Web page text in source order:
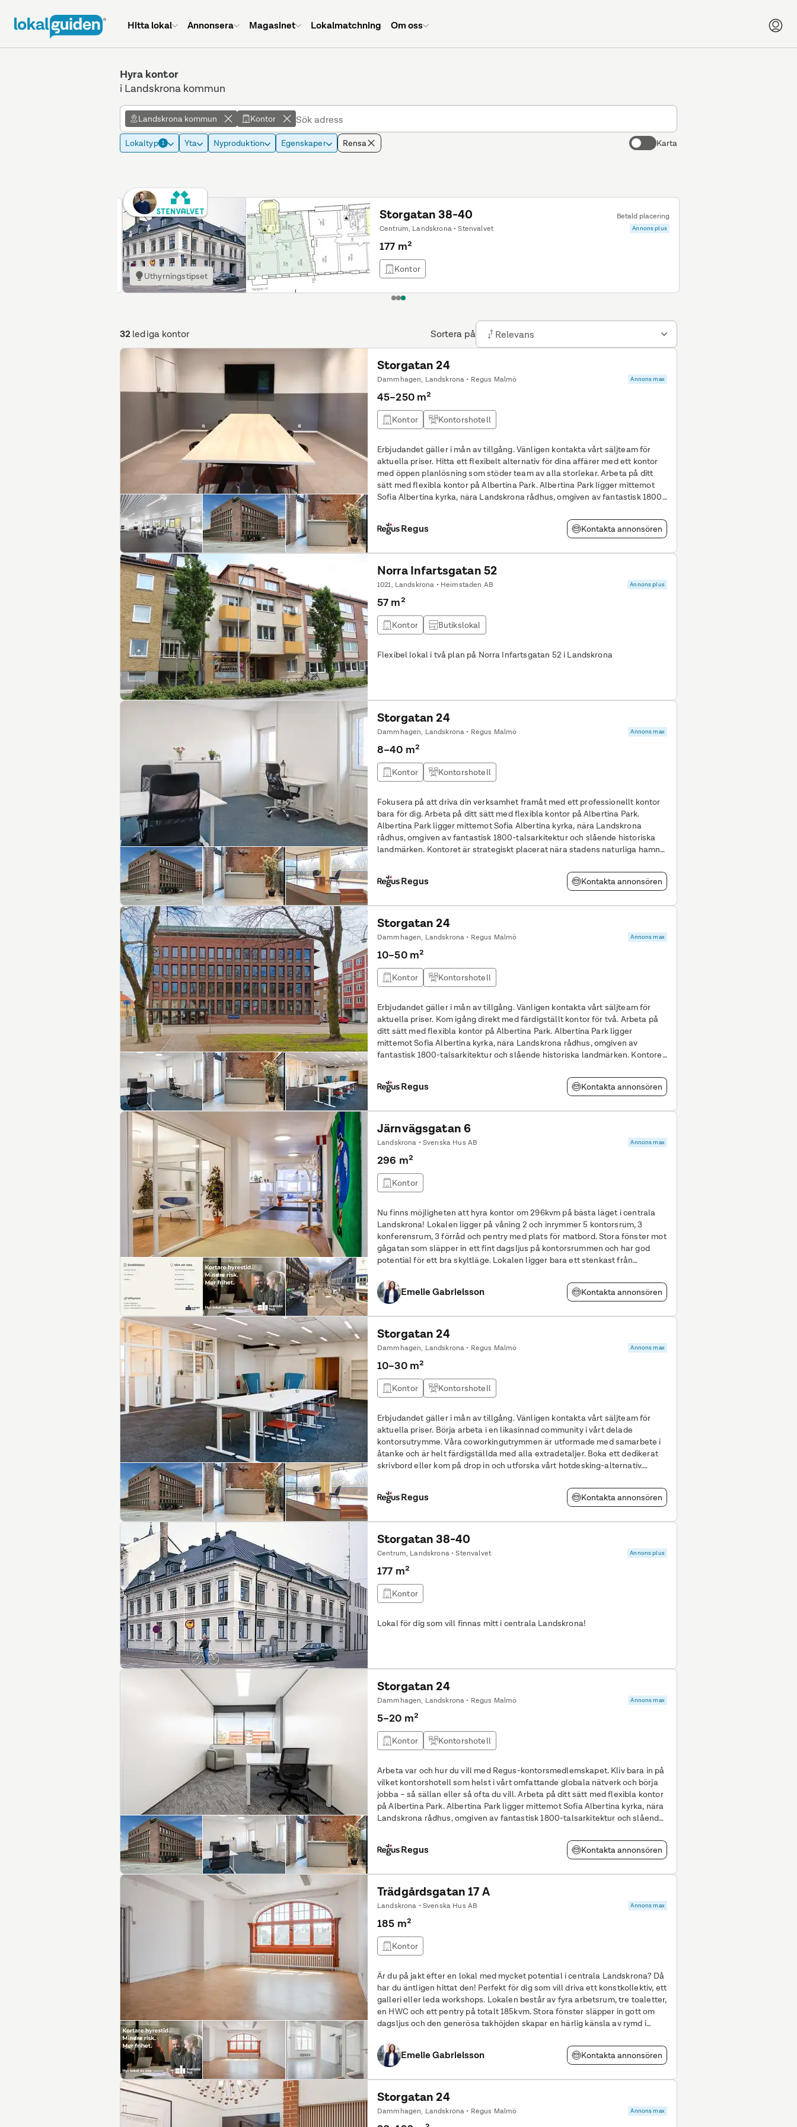
Hitta lokal Annonsera Magasinet Lokalmatchning Om oss
Hyra kontor
i Landskrona kommun
Landskrona kommun Kontor
Lokaltyp 1 Yta Nyproduktion Egenskaper Rensa Karta
32lediga kontor Sortera på Relevans
Uthyrningstipset
Storgatan 38-40
Betald placering
Centrum, Landskrona • Stenvalvet
Annons plus
177 m²
Kontor
123
Storgatan 24
Dammhagen, Landskrona • Regus Malmö Annons max
45–250 m²
Kontor Kontorshotell
Erbjudandet gäller i mån av tillgång. Vänligen kontakta vårt säljteam för
aktuella priser. Hitta ett flexibelt alternativ för dina affärer med ett kontor
med öppen planlösning som stöder team av alla storlekar. Arbeta på ditt
sätt med flexibla kontor på Albertina Park. Albertina Park ligger mittemot
Sofia Albertina kyrka, nära Landskrona rådhus, omgiven av fantastisk 1800-
Regus Kontakta annonsören
Norra Infartsgatan 52
1021, Landskrona • Heimstaden AB Annons plus
57 m²
Kontor Butikslokal
Flexibel lokal i två plan på Norra Infartsgatan 52 i Landskrona
Storgatan 24
Dammhagen, Landskrona • Regus Malmö Annons max
8–40 m²
Kontor Kontorshotell
Fokusera på att driva din verksamhet framåt med ett professionellt kontor
bara för dig. Arbeta på ditt sätt med flexibla kontor på Albertina Park.
Albertina Park ligger mittemot Sofia Albertina kyrka, nära Landskrona
rådhus, omgiven av fantastisk 1800-talsarkitektur och slående historiska
landmärken. Kontoret är strategiskt placerat nära stadens naturliga hamn
Regus Kontakta annonsören
Storgatan 24
Dammhagen, Landskrona • Regus Malmö Annons max
10–50 m²
Kontor Kontorshotell
Erbjudandet gäller i mån av tillgång. Vänligen kontakta vårt säljteam för
aktuella priser. Kom igång direkt med färdigställt kontor för två. Arbeta på
ditt sätt med flexibla kontor på Albertina Park. Albertina Park ligger
mittemot Sofia Albertina kyrka, nära Landskrona rådhus, omgiven av
fantastisk 1800-talsarkitektur och slående historiska landmärken. Kontoret
Regus Kontakta annonsören
Järnvägsgatan 6
Landskrona • Svenska Hus AB Annons max
296 m²
Kontor
Nu finns möjligheten att hyra kontor om 296kvm på bästa läget i centrala
Landskrona! Lokalen ligger på våning 2 och inrymmer 5 kontorsrum, 3
konferensrum, 3 förråd och pentry med plats för matbord. Stora fönster mot
gågatan som släpper in ett fint dagsljus på kontorsrummen och har god
potential för ett bra skyltläge. Lokalen ligger bara ett stenkast från
Emelie Gabrielsson Kontakta annonsören
Storgatan 24
Dammhagen, Landskrona • Regus Malmö Annons max
10–30 m²
Kontor Kontorshotell
Erbjudandet gäller i mån av tillgång. Vänligen kontakta vårt säljteam för
aktuella priser. Börja arbeta i en likasinnad community i vårt delade
kontorsutrymme. Våra coworkingutrymmen är utformade med samarbete i
åtanke och är helt färdigställda med alla extradetaljer. Boka ett dedikerat
skrivbord eller kom på drop in och utforska vårt hotdesking-alternativ.
Regus Kontakta annonsören
Storgatan 38-40
Centrum, Landskrona • Stenvalvet Annons plus
177 m²
Kontor
Lokal för dig som vill finnas mitt i centrala Landskrona!
Storgatan 24
Dammhagen, Landskrona • Regus Malmö Annons max
5–20 m²
Kontor Kontorshotell
Arbeta var och hur du vill med Regus-kontorsmedlemskapet. Kliv bara in på
vilket kontorshotell som helst i vårt omfattande globala nätverk och börja
jobba – så sällan eller så ofta du vill. Arbeta på ditt sätt med flexibla kontor
på Albertina Park. Albertina Park ligger mittemot Sofia Albertina kyrka, nära
Landskrona rådhus, omgiven av fantastisk 1800-talsarkitektur och slående
Regus Kontakta annonsören
Trädgårdsgatan 17 A
Landskrona • Svenska Hus AB Annons max
185 m²
Kontor
Är du på jakt efter en lokal med mycket potential i centrala Landskrona? Då
har du äntligen hittat den! Perfekt för dig som vill driva ett konstkollektiv, ett
galleri eller leda workshops. Lokalen består av fyra arbetsrum, tre toaletter,
en HWC och ett pentry på totalt 185kvm. Stora fönster släpper in gott om
dagsljus och den generösa takhöjden skapar en härlig känsla av rymd i
Emelie Gabrielsson Kontakta annonsören
Storgatan 24
Dammhagen, Landskrona • Regus Malmö Annons max